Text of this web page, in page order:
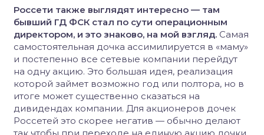
Россети также выглядят интересно — там
бывший ГД ФСК стал по сути операционным
директором, и это знаково, на мой взгляд. Самая
самостоятельная дочка ассимилируется в «маму»
и постепенно все сетевые компании перейдут
на одну акцию. Это большая идея, реализация
которой займет возможно год или полтора, но в
итоге может существенно сказаться на
дивидендах компании. Для акционеров дочек
Россетей это скорее негатив — обычно делают